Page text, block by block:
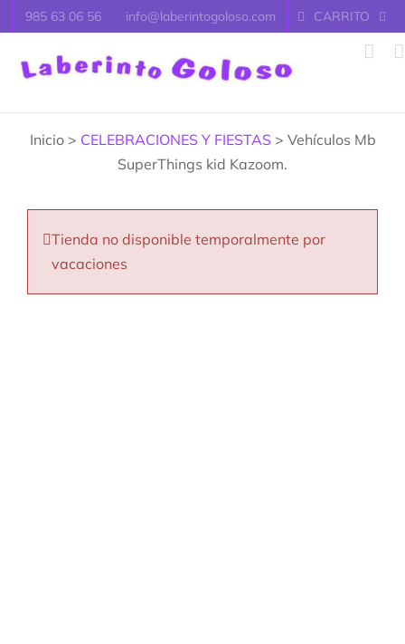
Saltar
al
contenido
985 63 06 56 info@laberintogoloso.com CARRITO
Inicio > CELEBRACIONES Y FIESTAS> Vehículos Mb
SuperThings kid Kazoom.
Tienda no disponible temporalmente por
vacaciones